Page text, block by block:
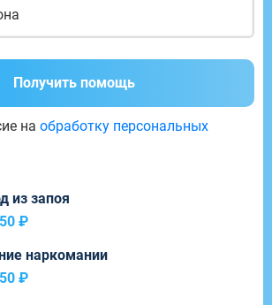
Получить помощь
на обработку персональных
из запоя
₽
наркомании
₽